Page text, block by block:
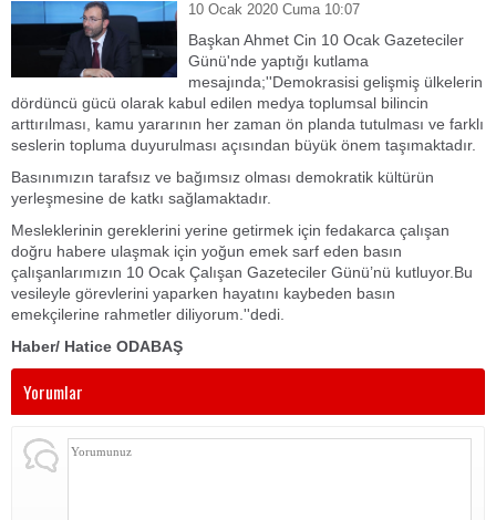
10 Ocak 2020 Cuma 10:07
Başkan Ahmet Cin 10 Ocak Gazeteciler
Günü'nde yaptığı kutlama
mesajında;''Demokrasisi gelişmiş ülkelerin
dördüncü gücü olarak kabul edilen medya toplumsal bilincin
arttırılması, kamu yararının her zaman ön planda tutulması ve farklı
seslerin topluma duyurulması açısından büyük önem taşımaktadır.
Basınımızın tarafsız ve bağımsız olması demokratik kültürün
yerleşmesine de katkı sağlamaktadır.
Mesleklerinin gereklerini yerine getirmek için fedakarca çalışan
doğru habere ulaşmak için yoğun emek sarf eden basın
çalışanlarımızın 10 Ocak Çalışan Gazeteciler Günü’nü kutluyor.Bu
vesileyle görevlerini yaparken hayatını kaybeden basın
emekçilerine rahmetler diliyorum.''dedi.
Haber/ Hatice ODABAŞ
Yorumlar